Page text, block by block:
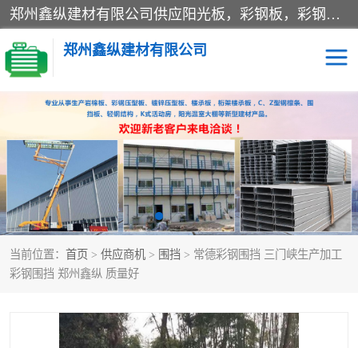
郑州鑫纵建材有限公司供应阳光板，彩钢板，彩钢钢构工程是一家集生产销售租赁安装于一体的企业，主要生产PC采光板，耐力板，仿古琉璃采光板，岩棉板、彩钢压型板、镀锌压型板、桁架楼承板，C、Z型钢檩条、围挡板、轻钢结构，阳光温室大棚等新型建材产品。公司旗下有多台移动式高空压瓦机租赁，承接全国各地业务，专业对外租赁各种型号压瓦机。
郑州鑫纵建材有限公司
当前位置： 首页 > 供应商机 > 围挡 > 常德彩钢围挡 三门峡生产加工
彩钢围挡 郑州鑫纵 质量好
高空瓦机租赁 ASA合成树脂仿古瓦
CZ型钢 FRP采光板
PC多层板 PC耐力板
建筑围挡 楼层板
岩棉板 钢结构配件